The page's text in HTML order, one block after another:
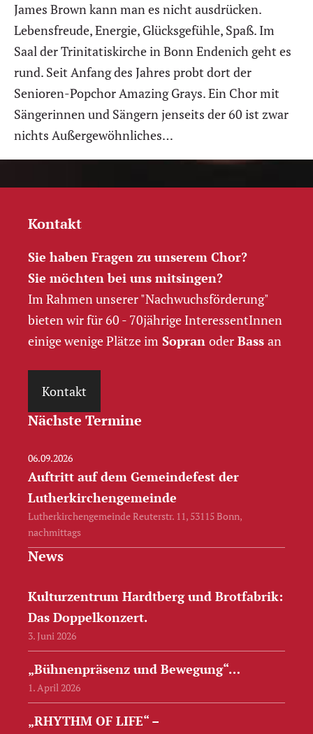
James Brown kann man es nicht ausdrücken.
Lebensfreude, Energie, Glücksgefühle, Spaß. Im
Saal der Trinitatiskirche in Bonn Endenich geht es
rund. Seit Anfang des Jahres probt dort der
Senioren-Popchor Amazing Grays. Ein Chor mit
Sängerinnen und Sängern jenseits der 60 ist zwar
nichts Außergewöhnliches…
Kontakt
Sie haben Fragen zu unserem Chor?
Sie möchten bei uns mitsingen?
Im Rahmen unserer "Nachwuchs­förderung"
bieten wir für 60 - 70jährige InteressentInnen
einige wenige Plätze im Sopran oder Bass an
Kontakt
Nächste Termine
06.09.2026
Auftritt auf dem Gemeindefest der
Lutherkirchengemeinde
Lutherkirchengemeinde Reuterstr. 11, 53115 Bonn,
nachmittags
News
Kulturzentrum Hardtberg und Brotfabrik:
Das Doppelkonzert.
3. Juni 2026
„Bühnenpräsenz und Bewegung“…
1. April 2026
„RHYTHM OF LIFE“ –